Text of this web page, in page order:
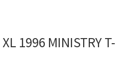
1996 MINISTRY T-